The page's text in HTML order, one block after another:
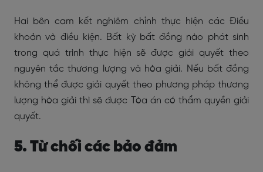
Hai bên cam kết nghiêm chỉnh thực hiện các Điều
khoản và điều kiện. Bất kỳ bất đồng nào phát sinh
trong quá trình thực hiện sẽ được giải quyết theo
nguyên tắc thương lượng và hòa giải. Nếu bất đồng
không thể được giải quyết theo phương pháp thương
lượng hòa giải thì sẽ được Tòa án có thẩm quyền giải
quyết.
5. Từ chối các bảo đảm